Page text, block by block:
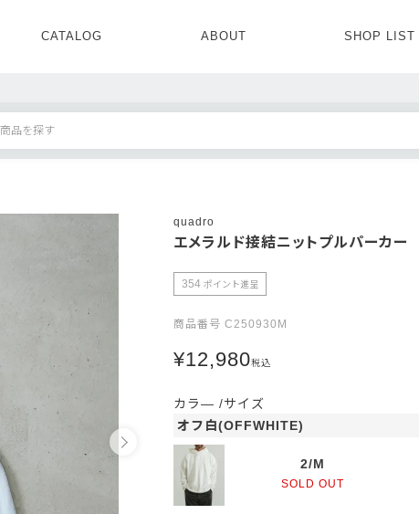
TOPS OUTER
TOPS OUTER PANTS
CATALOG ABOUT SHOP LIST
quadro
エメラルド接結ニットプルパーカー
354 ポイント進呈
商品番号 C250930M
¥12,980税込
カラ―
サイズ
オフ白(OFFWHITE)
2/M
SOLD OUT